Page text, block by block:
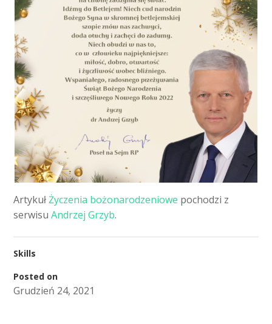
ArtykułŻyczenia bożonarodzeniowe pochodzi z
serwisuAndrzej Grzyb.
Skills
Posted on
Grudzień 24, 2021